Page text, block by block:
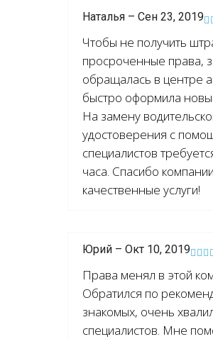
Наталья – Сен 23, 2019
Чтобы не получить
просроченные права,
обращалась в центре
быстро оформила
На замену
удостоверения с
специалистов
часа. Спасибо
качественные услуги!
Юрий – Окт 10, 2019
Права менял в этой
Обратился по
знакомых, очень
специалистов. Мне